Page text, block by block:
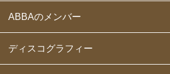
ABBAのメンバー
ディスコグラフィー